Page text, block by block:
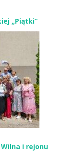
„Piątki”
i rejonu